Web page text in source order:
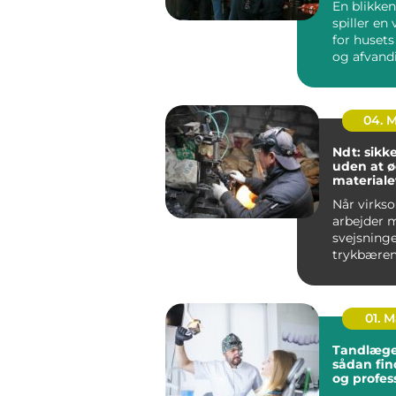
En
spiller en
for
og
04.
Ndt:
uden at
Når
arbejder
fe...
01.
sådan
og